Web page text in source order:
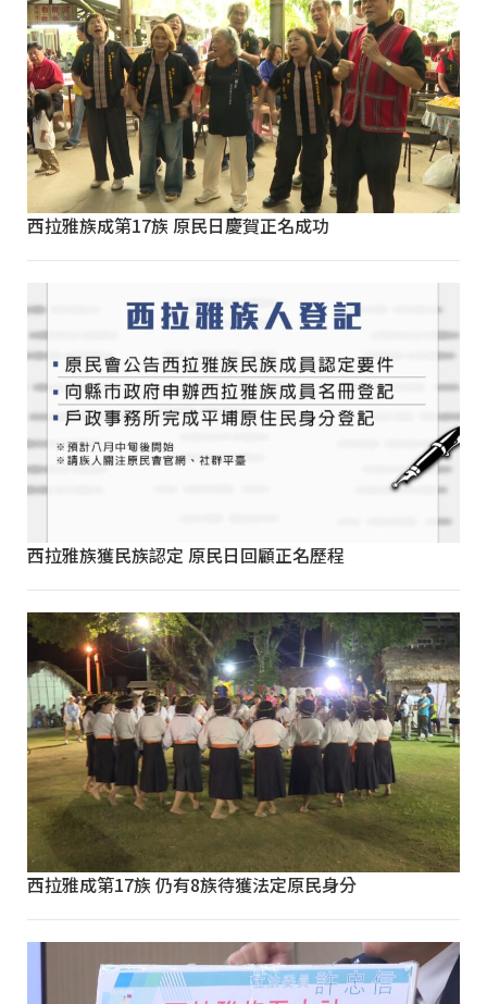
西拉雅族成第17族 原民日慶賀正名成功
西拉雅族獲民族認定 原民日回顧正名歷程
西拉雅成第17族 仍有8族待獲法定原民身分